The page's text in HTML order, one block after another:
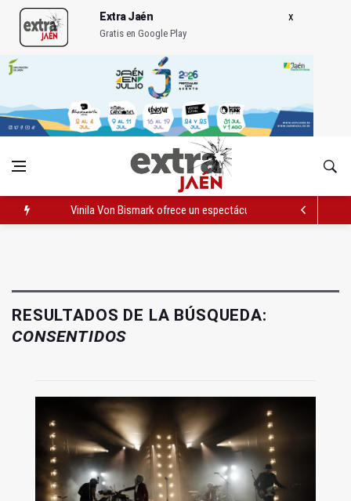
Extra Jaén
Gratis en Google Play
Vinila Von Bismark ofrece un espectáculo "rompedor" en el
RESULTADOS DE LA BÚSQUEDA:
CONSENTIDOS